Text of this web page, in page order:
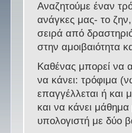
Αναζητούμε έναν
ανάγκες μας- το
σειρά από
στην αμοιβαιότητα
Καθένας μπορεί να
να κάνει: τρόφιμα
επαγγέλλεται ή και
και να κάνει
υπολογιστή με δύο